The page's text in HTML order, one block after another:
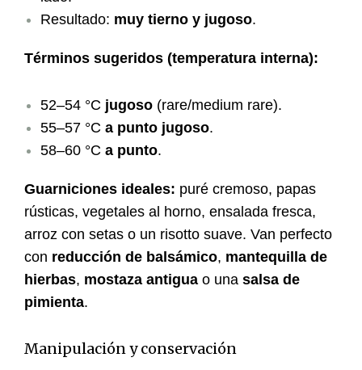
Resultado: muy tierno y jugoso.
Términos sugeridos (temperatura interna):
52–54 °C jugoso (rare/medium rare).
55–57 °C a punto jugoso.
58–60 °C a punto.
Guarniciones ideales: puré cremoso, papas
rústicas, vegetales al horno, ensalada fresca,
arroz con setas o un risotto suave. Van perfecto
con reducción de balsámico, mantequilla de
hierbas, mostaza antigua o una salsa de
pimienta.
Manipulación y conservación